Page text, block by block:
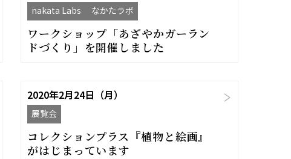
nakata Labs なかたラボ
ワークショップ「あざやかガーラン
ドづくり」を開催しました
2020年2月24日（月）
展覧会
コレクションプラス『植物と絵画』
がはじまっています